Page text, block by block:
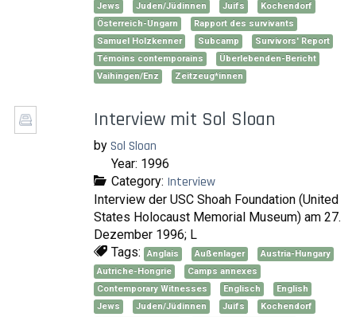
Jews
Juden/Jüdinnen Juifs
Kochendorf
Österreich-Ungarn
Rapport des survivants
Samuel Holzkenner
Subcamp
Survivors' Report
Témoins contemporains
Überlebenden-Bericht
Vaihingen/Enz
Zeitzeug*innen
Interview mit Sol Sloan
by Sol Sloan
Year: 1996
Category: Interview
Interview der USC Shoah Foundation (United
States Holocaust Memorial Museum) am 27.
Dezember 1996; L
Tags:
Anglais Außenlager
Austria-Hungary
Autriche-Hongrie
Camps annexes
Contemporary Witnesses
Englisch
English
Jews
Juden/Jüdinnen Juifs
Kochendorf